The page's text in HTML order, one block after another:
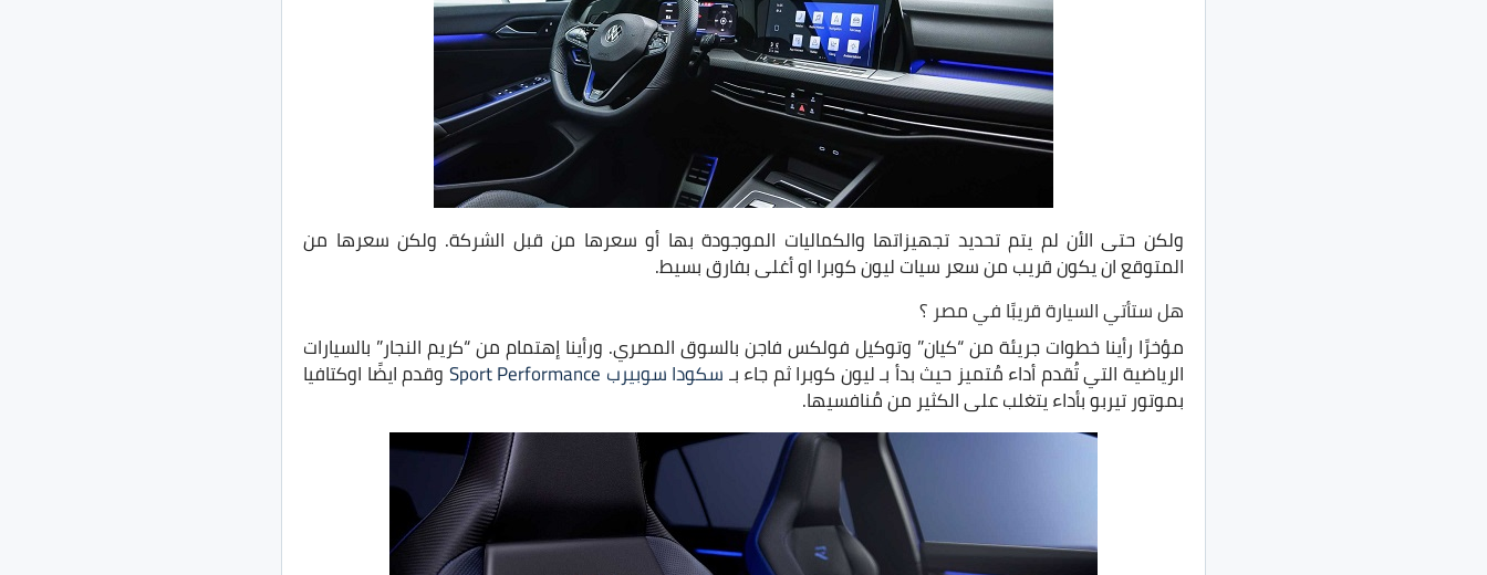
ولكن حتى الأن لم يتم تحديد تجهيزاتها والكماليات الموجودة بها أو سعرها من قبل الشركة. ولكن سعرها من
المتوقع ان يكون قريب من سعر سيات ليون كوبرا او أغلى بفارق بسيط.
هل ستأتي السيارة قريبًا في مصر ؟
مؤخرًا رأينا خطوات جريئة من “كيان” وتوكيل فولكس فاجن بالسوق المصري. ورأينا إهتمام من “كريم النجار” بالسيارات
الرياضية التي تُقدم أداء مُتميز حيث بدأ بـ ليون كوبرا ثم جاء بـسكودا سوبيرب Sport Performance وقدم ايضًا اوكتافيا
بموتور تيربو بأداء يتغلب على الكثير من مُنافسيها.